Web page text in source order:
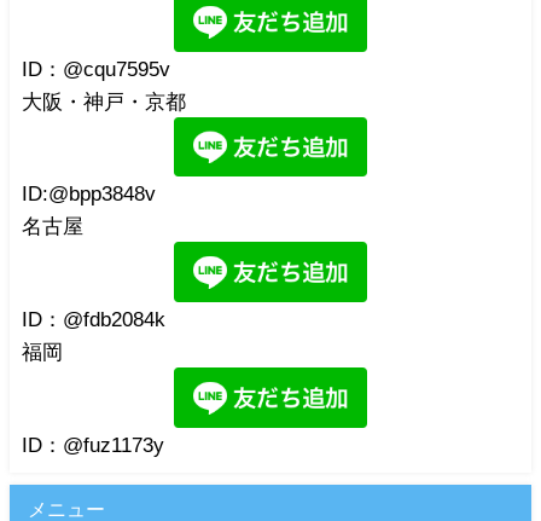
ID：@cqu7595v
大阪・神戸・京都
ID:@bpp3848v
名古屋
ID：@fdb2084k
福岡
ID：@fuz1173y
メニュー